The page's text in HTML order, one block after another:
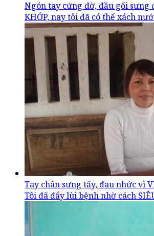
Ngón tay cứng đờ, đầu gối sưng
KHỚP, nay tôi đã có thể xách
Tay chân sưng tấy, đau nhức vì
Tôi đã đẩy lùi bệnh nhờ cách